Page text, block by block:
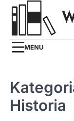
Skip
MENU
Historia